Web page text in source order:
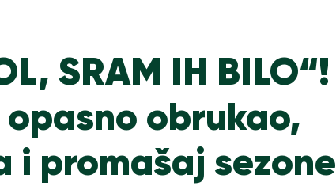
SRAM IH BILO“!
obrukao,
i promašaj sezone